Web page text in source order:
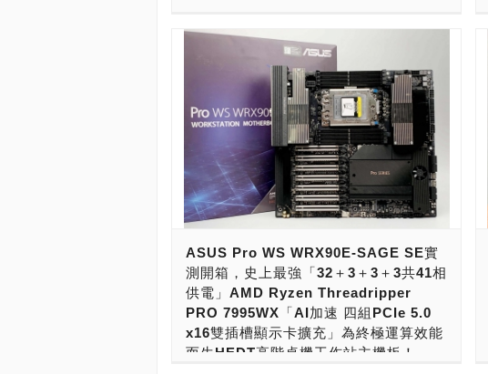
要打造最強的AI PC，那很肯定的，需要強大
的AI PC主機板支援才行！使用Intel最強的
Sapphire Rapids處理器，具備強大的AI運算
擴充能力，搭配Intel第四代Xeon Scalable，
最強大的56核心112執行緒的Xeon w9-3495X
處理器，搭配絕強至猛Intel W790主機板，提
供具備極速DDR5 OC R-DIMM八記憶體通道
支援。記憶體容量可以擴充到最大2TB，八記
憶體通道可以用超過300GB/s速度存取記憶
體。具備了6條PCIe 5.0 x16擴充槽，支援標
準能安裝4張雙插槽顯示卡、加速卡，使用機
殼延伸擴充槽使用方式，則可以安裝到6張。
能安裝現在最強的NVIDIA AI加速卡NVIDIA
A100 80GB或H100 80GB，或者是即將發表
的NVIDIA H200 141GB加速卡。並擁有4組
PCIe Gen 5 SSD M.2擴充槽，具備強大擴充
能力，能讓玩家、發燒友與專業用戶打造超強
ASUS Pro WS WRX90E-SAGE SE實
測開箱，史上最強「32＋3＋3＋3共41相
供電」AMD Ryzen Threadripper
PRO 7995WX「AI加速 四組PCIe 5.0
x16雙插槽顯示卡擴充」為終極運算效能
而生HEDT高階桌機工作站主機板！